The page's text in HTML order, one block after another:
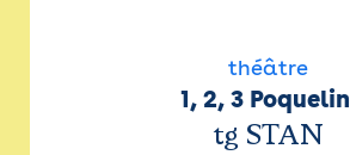
théâtre
1, 2, 3 Poquelin
tg STAN